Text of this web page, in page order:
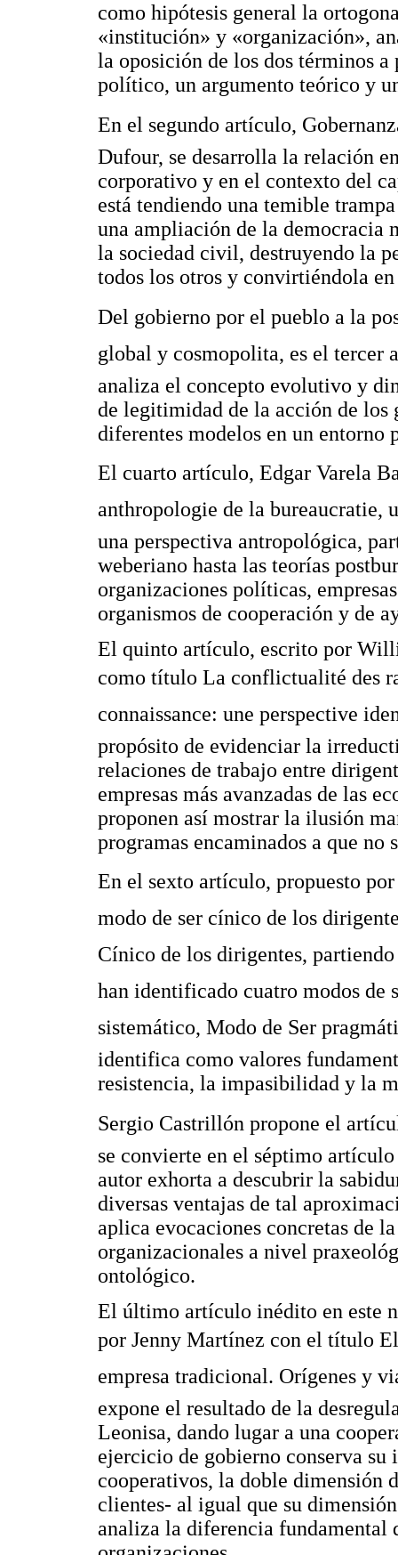
como hipótesis general la
«institución» y «organización»,
la oposición de los dos términos
político, un argumento teórico y
En el segundo artículo,
Dufour, se desarrolla la relación
corporativo y en el contexto del
está tendiendo una temible
una ampliación de la democracia
la sociedad civil, destruyendo la
todos los otros y convirtiéndola
Del gobierno por el pueblo a la
global y cosmopolita, es el tercer
analiza el concepto evolutivo y
de legitimidad de la acción de los
diferentes modelos en un
El cuarto artículo, Edgar Varela
anthropologie de la bureaucratie,
una perspectiva antropológica,
weberiano hasta las teorías
organizaciones políticas,
organismos de cooperación y de
El quinto artículo, escrito por
como título La conflictualité des
connaissance: une perspective
propósito de evidenciar la
relaciones de trabajo entre
empresas más avanzadas de las
proponen así mostrar la ilusión
programas encaminados a que
En el sexto artículo, propuesto
modo de ser cínico de los
Cínico de los dirigentes,
han identificado cuatro modos de
sistemático, Modo de Ser
identifica como valores
resistencia, la impasibilidad y la
Sergio Castrillón propone el
se convierte en el séptimo
autor exhorta a descubrir la
diversas ventajas de tal
aplica evocaciones concretas de
organizacionales a nivel
ontológico.
El último artículo inédito en este
por Jenny Martínez con el título
empresa tradicional. Orígenes y
expone el resultado de la
Leonisa, dando lugar a una
ejercicio de gobierno conserva
cooperativos, la doble dimensión
clientes- al igual que su
analiza la diferencia fundamental